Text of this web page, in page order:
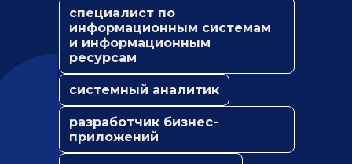
специалист по
информационным системам
и информационным
ресурсам
системный аналитик
разработчик бизнес-
приложений